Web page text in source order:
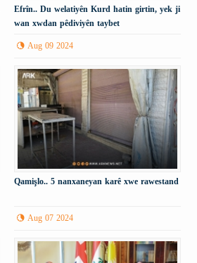
Efrîn.. Du welatiyên Kurd hatin girtin, yek ji
wan xwdan pêdiviyên taybet
Aug 09 2024
Qamişlo.. 5 nanxaneyan karê xwe rawestand
Aug 07 2024